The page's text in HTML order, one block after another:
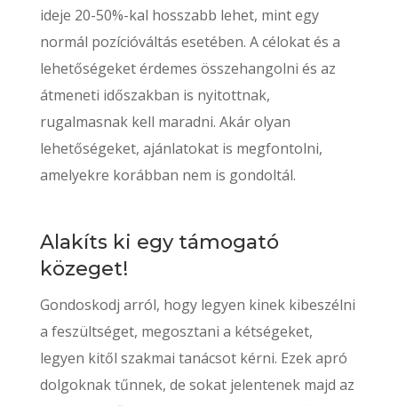
ideje 20-50%-kal hosszabb lehet, mint egy
normál pozícióváltás esetében. A célokat és a
lehetőségeket érdemes összehangolni és az
átmeneti időszakban is nyitottnak,
rugalmasnak kell maradni. Akár olyan
lehetőségeket, ajánlatokat is megfontolni,
amelyekre korábban nem is gondoltál.
Alakíts ki egy támogató
közeget!
Gondoskodj arról, hogy legyen kinek kibeszélni
a feszültséget, megosztani a kétségeket,
legyen kitől szakmai tanácsot kérni. Ezek apró
dolgoknak tűnnek, de sokat jelentenek majd az